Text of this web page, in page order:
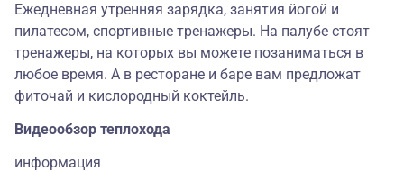
Ежедневная утренняя зарядка, занятия йогой и
пилатесом, спортивные тренажеры. На палубе стоят
тренажеры, на которых вы можете позаниматься в
любое время. А в ресторане и баре вам предложат
фиточай и кислородный коктейль.
Видеообзор теплохода
информация